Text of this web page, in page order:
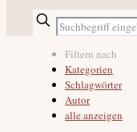
Filtern nach
Kategorien
Schlagwörter
Autor
alle anzeigen